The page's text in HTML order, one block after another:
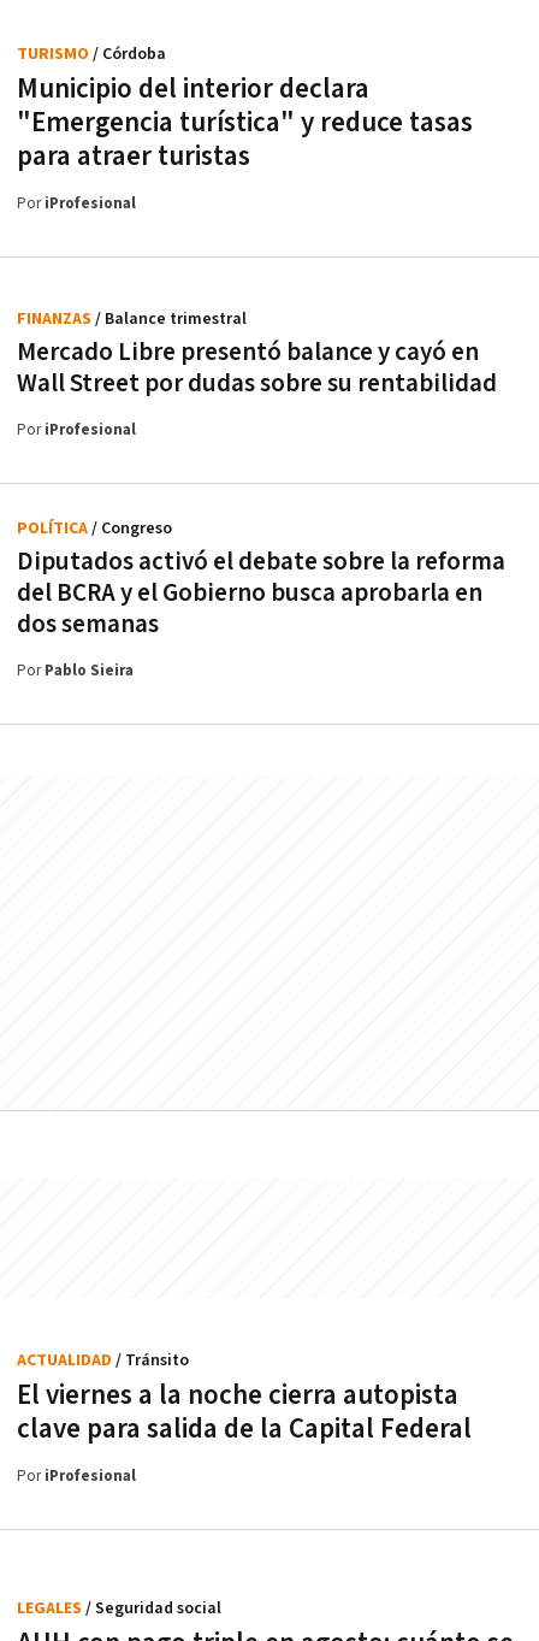
Municipio del interior declara
"Emergencia turística" y reduce tasas
para atraer turistas
TURISMO / Córdoba
PoriProfesional
Mercado Libre presentó balance y cayó en
Wall Street por dudas sobre su rentabilidad
FINANZAS / Balance trimestral
PoriProfesional
Diputados activó el debate sobre la reforma
del BCRA y el Gobierno busca aprobarla en
dos semanas
POLÍTICA/ Congreso
PorPablo Sieira
El viernes a la noche cierra autopista
clave para salida de la Capital Federal
ACTUALIDAD / Tránsito
PoriProfesional
LEGALES / Seguridad social